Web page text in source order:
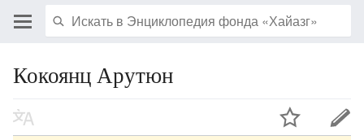
Кокоянц Арутюн